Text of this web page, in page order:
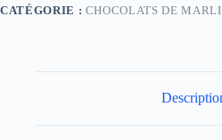
CATÉGORIE : CHOCOLATS DE